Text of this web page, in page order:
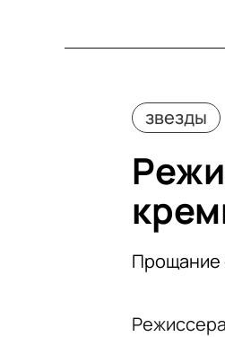
звезды
Прощание